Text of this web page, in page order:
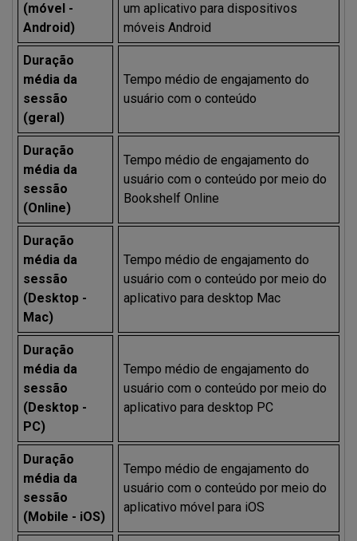
(móvel -
Android)
um aplicativo para dispositivos
móveis Android
Duração
média da
sessão
(geral)
Tempo médio de engajamento do
usuário com o conteúdo
Duração
média da
sessão
(Online)
Tempo médio de engajamento do
usuário com o conteúdo por meio do
Bookshelf Online
Duração
média da
sessão
(Desktop -
Mac)
Tempo médio de engajamento do
usuário com o conteúdo por meio do
aplicativo para desktop Mac
Duração
média da
sessão
(Desktop -
PC)
Tempo médio de engajamento do
usuário com o conteúdo por meio do
aplicativo para desktop PC
Duração
média da
sessão
(Mobile - iOS)
Tempo médio de engajamento do
usuário com o conteúdo por meio do
aplicativo móvel para iOS